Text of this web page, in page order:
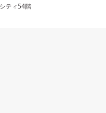
ティ54階